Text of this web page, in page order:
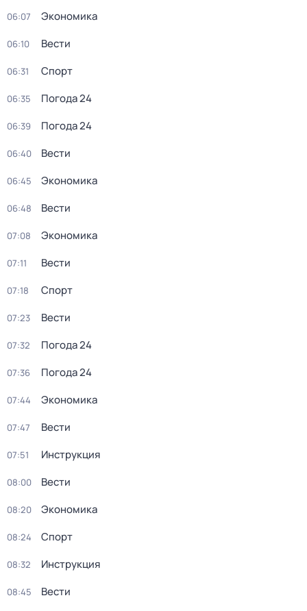
06:07 Экономика
06:10 Вести
06:31 Спорт
06:35 Погода 24
06:39 Погода 24
06:40 Вести
06:45 Экономика
06:48 Вести
07:08 Экономика
07:11 Вести
07:18 Спорт
07:23 Вести
07:32 Погода 24
07:36 Погода 24
07:44 Экономика
07:47 Вести
07:51 Инструкция
08:00 Вести
08:20 Экономика
08:24 Спорт
08:32 Инструкция
08:45 Вести